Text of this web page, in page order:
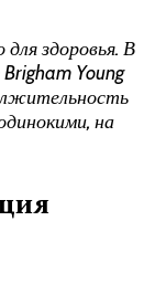
здоровья. В
Brigham Young
на